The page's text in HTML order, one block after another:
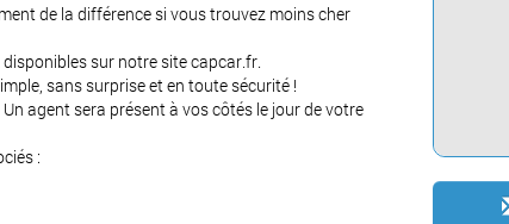
de la différence si vous trouvez moins cher
sur notre site capcar.fr.
sans surprise et en toute sécurité !
agent sera présent à vos côtés le jour de votre
: